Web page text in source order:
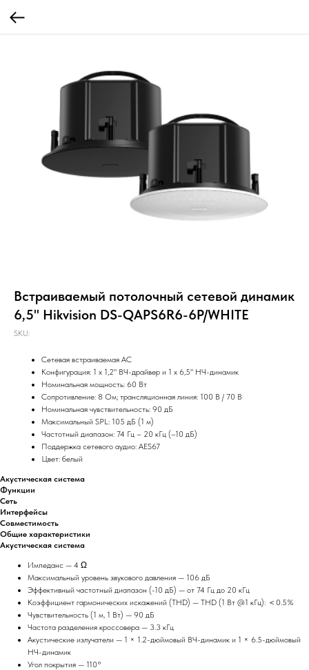
Встраиваемый потолочный сетевой динамик
6,5" Hikvision DS-QAPS6R6-6P/WHITE
SKU:
Сетевая встраиваемая АС
Конфигурация: 1 x 1,2" ВЧ-драйвер и 1 x 6,5" НЧ-динамик
Номинальная мощность: 60 Вт
Сопротивление: 8 Ом; трансляционная линия: 100 В / 70 В
Номинальная чувствительность: 90 дБ
Максимальный SPL: 105 дБ (1 м)
Частотный диапазон: 74 Гц – 20 кГц (–10 дБ)
Поддержка сетевого аудио: AES67
Цвет: белый
Акустическая система
Функции
Сеть
Интерфейсы
Совместимость
Общие характеристики
Акустическая система
Импеданс — 4 Ω
Максимальный уровень звукового давления — 106 дБ
Эффективный частотный диапазон (-10 дБ) — от 74 Гц до 20 кГц
Коэффициент гармонических искажений (THD) — THD (1 Вт @1 кГц): ＜0.5%
Чувствительность (1 м, 1 Вт) — 90 дБ
Частота разделения кроссовера — 3.3 кГц
Акустические излучатели — 1 × 1.2-дюймовый ВЧ-динамик и 1 × 6.5-дюймовый
НЧ-динамик
Угол покрытия — 110°